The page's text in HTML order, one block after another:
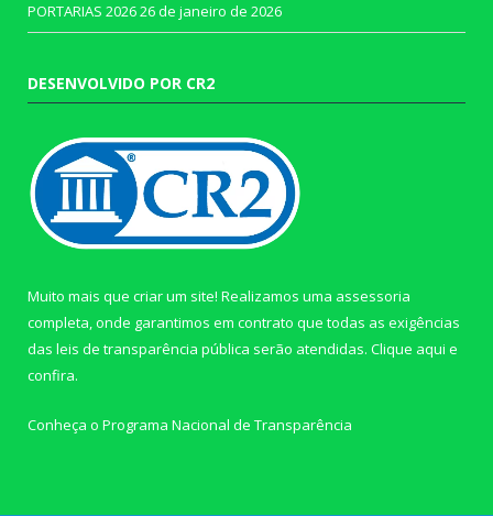
PORTARIAS 202626 de janeiro de 2026
DESENVOLVIDO POR CR2
Muito mais que criar um site! Realizamos uma assessoria
completa, onde garantimos em contrato que todas as exigências
das leis de transparência pública serão atendidas. Clique aqui e
confira.
Conheça o Programa Nacional de Transparência